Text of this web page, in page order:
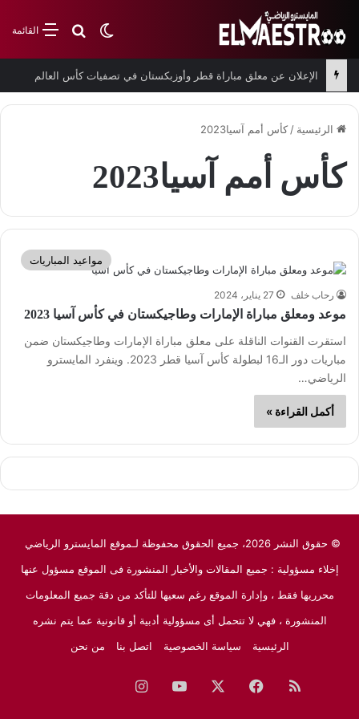
القائمةبحث عن
الوضع المظلم
الإعلان عن معلق مباراة قطر وأوزبكستان في تصفيات كأس العالم
الرئيسية / كأس أمم آسيا2023
كأس أمم آسيا2023
مواعيد المباريات
رحاب خلف 27 يناير، 2024
موعد ومعلق مباراة الإمارات وطاجيكستان في كأس آسيا 2023
استقرت القنوات الناقلة على معلق مباراة الإمارات وطاجيكستان ضمن
مباريات دور الـ16 لبطولة كأس آسيا قطر 2023. وينفرد المايسترو
الرياضي…
أكمل القراءة »
© حقوق النشر 2026، جميع الحقوق محفوظة لـموقع المايسترو الرياضي
إخلاء مسؤولية : جميع المقالات والأخبار المنشورة فى الموقع مسؤول عنها
محرريها فقط ، وإدارة الموقع رغم سعيها للتأكد من دقة جميع المعلومات
المنشورة ، فهي لا تتحمل أى مسؤولية أدبية أو قانونية عما يتم نشره
الرئيسية
سياسة الخصوصية اتصل بنا من نحن
ملخصفيسبوك ‫YouTubeانستقرام